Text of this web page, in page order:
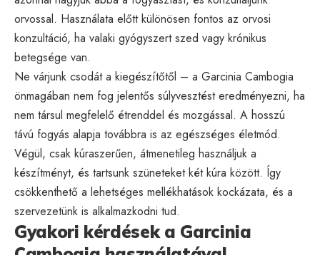
orvossal. Használata előtt különösen fontos az orvosi
konzultáció, ha valaki gyógyszert szed vagy krónikus
betegsége van.
Ne várjunk csodát a kiegészítőtől – a Garcinia Cambogia
önmagában nem fog jelentős súlyvesztést eredményezni, ha
nem társul megfelelő étrenddel és mozgással. A hosszú
távú fogyás alapja továbbra is az egészséges életmód.
Végül, csak kúraszerűen, átmenetileg használjuk a
készítményt, és tartsunk szüneteket két kúra között. Így
csökkenthető a lehetséges mellékhatások kockázata, és a
szervezetünk is alkalmazkodni tud.
Gyakori kérdések a Garcinia